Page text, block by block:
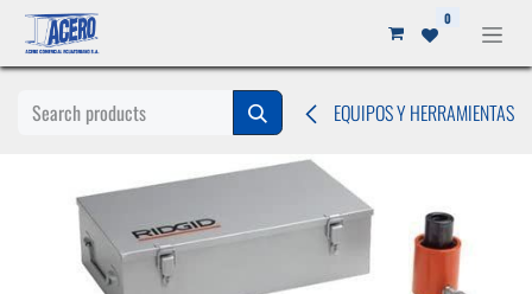
Ir al contenido 0
EQUIPOS Y HERRAMIENTAS